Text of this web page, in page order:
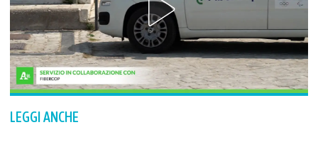
LEGGI ANCHE